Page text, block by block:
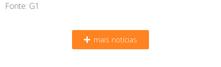
Fonte: G1
mais notícias